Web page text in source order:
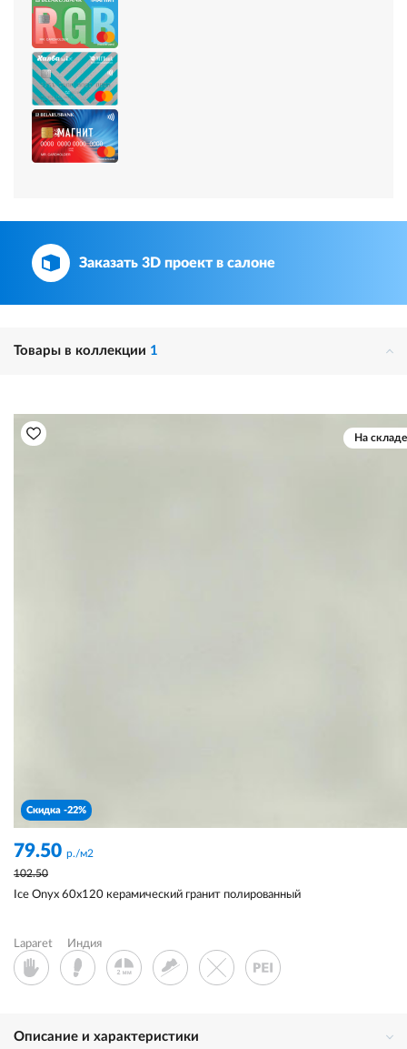
Заказать 3D проект в салоне
Товары в коллекции 1
На складе
Скидка -22%
79.50 р./м2
102.50
Ice Onyx 60x120 керамический гранит полированный
Laparet Индия
Описание и характеристики